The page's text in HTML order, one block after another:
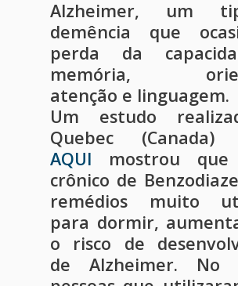
Alzheimer, um
demência que
perda da
memória,
atenção e linguagem.
Um estudo
Quebec (Canada)
AQUI mostrou
crônico de
remédios muito
para dormir,
o risco de
de Alzheimer. No